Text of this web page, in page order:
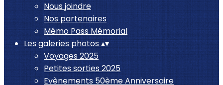
Nous joindre
Nos partenaires
Mémo Pass Mémorial
Les galeries photos▴▾
Voyages 2025
Petites sorties 2025
Evènements 50ème Anniversaire